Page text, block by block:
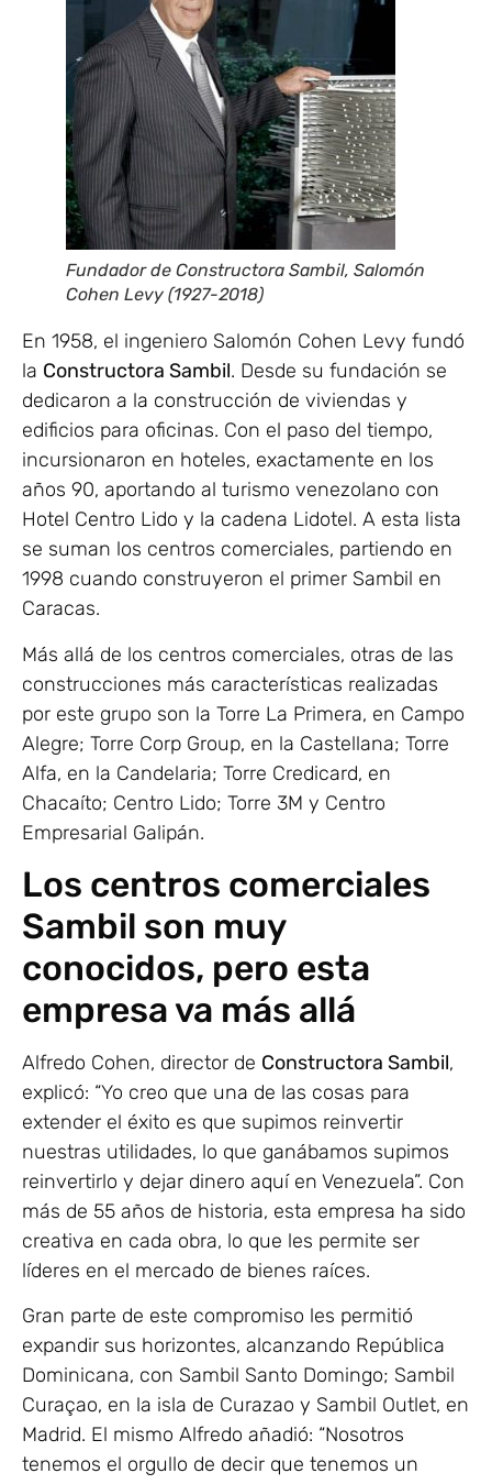
Fundador de Constructora Sambil, Salomón
Cohen Levy (1927-2018)
En 1958, el ingeniero Salomón Cohen Levy fundó
la Constructora Sambil. Desde su fundación se
dedicaron a la construcción de viviendas y
edificios para oficinas. Con el paso del tiempo,
incursionaron en hoteles, exactamente en los
años 90, aportando al turismo venezolano con
Hotel Centro Lido y la cadena Lidotel. A esta lista
se suman los centros comerciales, partiendo en
1998 cuando construyeron el primer Sambil en
Caracas.
Más allá de los centros comerciales, otras de las
construcciones más características realizadas
por este grupo son la Torre La Primera, en Campo
Alegre; Torre Corp Group, en la Castellana; Torre
Alfa, en la Candelaria; Torre Credicard, en
Chacaíto; Centro Lido; Torre 3M y Centro
Empresarial Galipán.
Los centros comerciales
Sambil son muy
conocidos, pero esta
empresa va más allá
Alfredo Cohen, director de Constructora Sambil,
explicó: “Yo creo que una de las cosas para
extender el éxito es que supimos reinvertir
nuestras utilidades, lo que ganábamos supimos
reinvertirlo y dejar dinero aquí en Venezuela”. Con
más de 55 años de historia, esta empresa ha sido
creativa en cada obra, lo que les permite ser
líderes en el mercado de bienes raíces.
Gran parte de este compromiso les permitió
expandir sus horizontes, alcanzando República
Dominicana, con Sambil Santo Domingo; Sambil
Curaçao, en la isla de Curazao y Sambil Outlet, en
Madrid. El mismo Alfredo añadió: “Nosotros
tenemos el orgullo de decir que tenemos un